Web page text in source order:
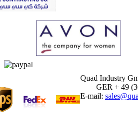
Quad Industry
GER + 49
E-mail: